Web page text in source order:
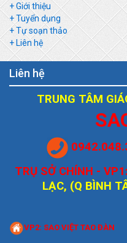
+ Giới thiệu
+ Tuyển dụng
+ Tự soạn thảo
+ Liên hệ
Liên hệ
TRUNG TÂM
TRỤ SỞ CHÍNH - VP1:
LẠC, (Q BÌNH
VP2: SAO VIỆT TAO ĐÀN